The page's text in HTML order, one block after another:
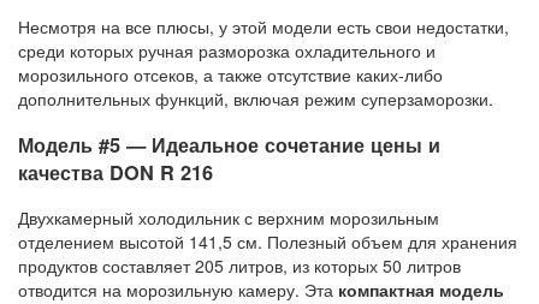
Несмотря на все плюсы, у этой модели есть свои недостатки,
среди которых ручная разморозка охладительного и
морозильного отсеков, а также отсутствие каких-либо
дополнительных функций, включая режим суперзаморозки.
Модель #5 — Идеальное сочетание цены и
качества DON R 216
Двухкамерный холодильник с верхним морозильным
отделением высотой 141,5 см. Полезный объем для хранения
продуктов составляет 205 литров, из которых 50 литров
отводится на морозильную камеру. Эта компактная модель